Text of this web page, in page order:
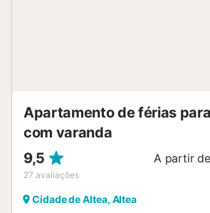
Apartamento de férias
com varanda
9,5
27 avaliações
A partir de
Cidade de Altea, Altea